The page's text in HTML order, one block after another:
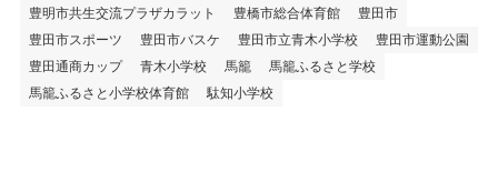
豊明市共生交流プラザカラット
豊橋市総合体育館
豊田市
豊田市スポーツ
豊田市バスケ 豊田市立青木小学校
豊田市運動公園
豊田通商カップ
青木小学校 馬籠
馬籠ふるさと学校
馬籠ふるさと小学校体育館
駄知小学校